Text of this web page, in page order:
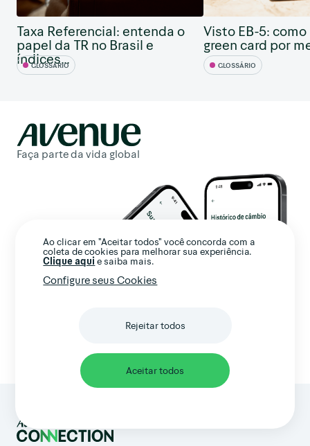
Ao clicar em "Aceitar todos" você concorda com a
coleta de cookies para melhorar sua experiência.
Clique aqui e saiba mais.
Configure seus Cookies
Rejeitar todos
Aceitar todos
Taxa Referencial: entenda o
papel da TR no Brasil e
índices...
GLOSSÁRIO
Visto EB-5:
green card por
GLOSSÁRIO
Faça parte da vida global